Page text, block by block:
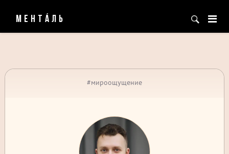
МЕНТÁЛЬ
#мироощущение